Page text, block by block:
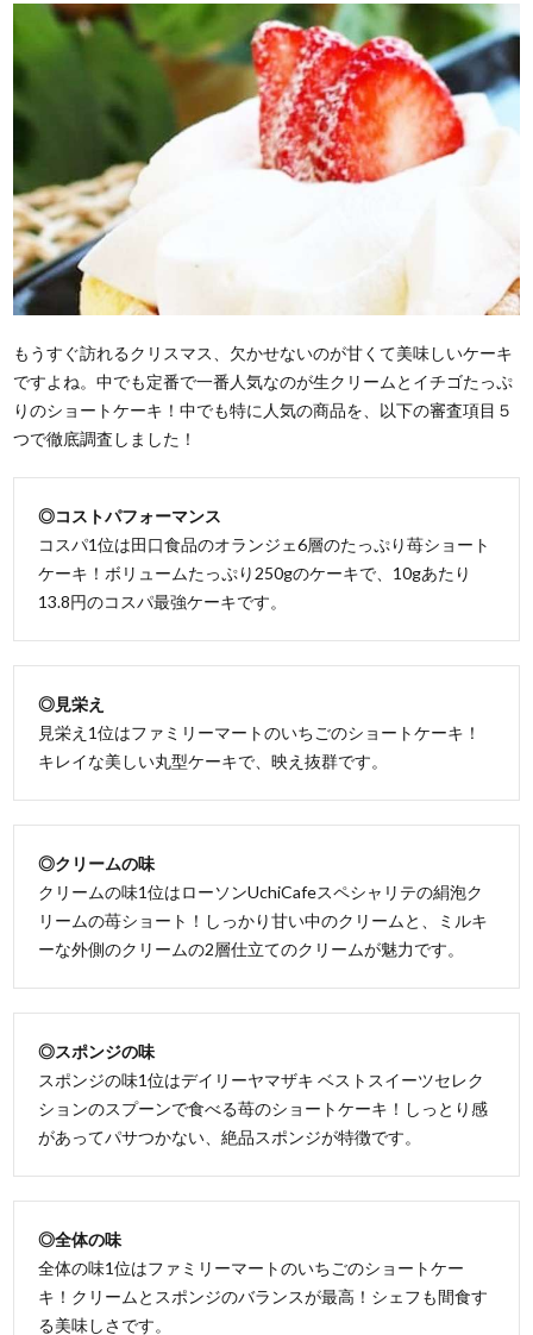
もうすぐ訪れるクリスマス、欠かせないのが甘くて美味しいケーキ
ですよね。中でも定番で一番人気なのが生クリームとイチゴたっぷ
りのショートケーキ！中でも特に人気の商品を、以下の審査項目５
つで徹底調査しました！
◎コストパフォーマンス
コスパ1位は田口食品のオランジェ6層のたっぷり苺ショート
ケーキ！ボリュームたっぷり250gのケーキで、10gあたり
13.8円のコスパ最強ケーキです。
◎見栄え
見栄え1位はファミリーマートのいちごのショートケーキ！
キレイな美しい丸型ケーキで、映え抜群です。
◎クリームの味
クリームの味1位はローソンUchiCafeスペシャリテの絹泡ク
リームの苺ショート！しっかり甘い中のクリームと、ミルキ
ーな外側のクリームの2層仕立てのクリームが魅力です。
◎スポンジの味
スポンジの味1位はデイリーヤマザキ ベストスイーツセレク
ションのスプーンで食べる苺のショートケーキ！しっとり感
があってパサつかない、絶品スポンジが特徴です。
◎全体の味
全体の味1位はファミリーマートのいちごのショートケー
キ！クリームとスポンジのバランスが最高！シェフも間食す
る美味しさです。